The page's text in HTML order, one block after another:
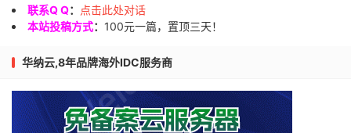
联系Q Q：
点击此处对话
本站投稿方式： 100元一篇，置顶三天！
华纳云,8年品牌海外IDC服务商